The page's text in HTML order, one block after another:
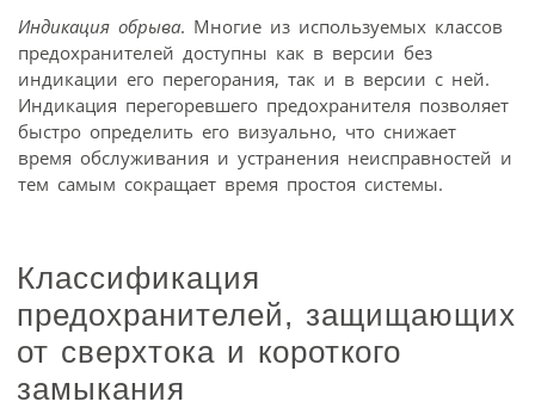
Индикация обрыва. Многие из используемых классов
предохранителей доступны как в версии без
индикации его перегорания, так и в версии с ней.
Индикация перегоревшего предохранителя позволяет
быстро определить его визуально, что снижает
время обслуживания и устранения неисправностей и
тем самым сокращает время простоя системы.
Классификация
предохранителей, защищающих
от сверхтока и короткого
замыкания